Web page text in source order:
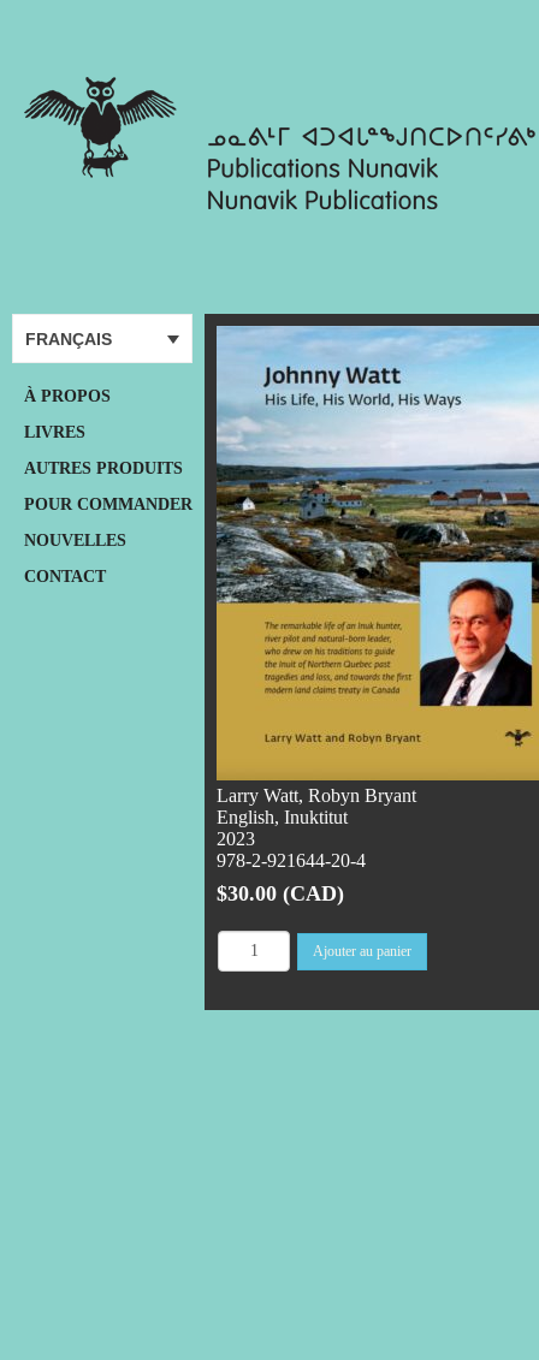
FRANÇAIS
À PROPOS
LIVRES
AUTRES PRODUITS
POUR COMMANDER
NOUVELLES
CONTACT
Larry Watt, Robyn Bryant
English, Inuktitut
2023
978-2-921644-20-4
$30.00 (CAD)
Ajouter au panier